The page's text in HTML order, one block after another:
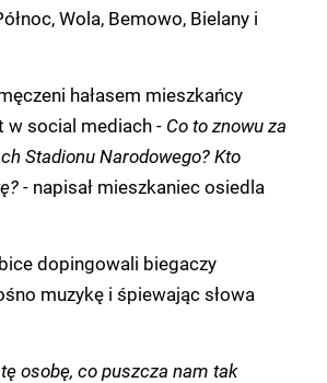
Wola, Bemowo, Bielany i
hałasem mieszkańcy
social mediach - Co to znowu za
Stadionu Narodowego? Kto
- napisał mieszkaniec osiedla
dopingowali biegaczy
muzykę i śpiewając słowa
osobę, co puszcza nam tak